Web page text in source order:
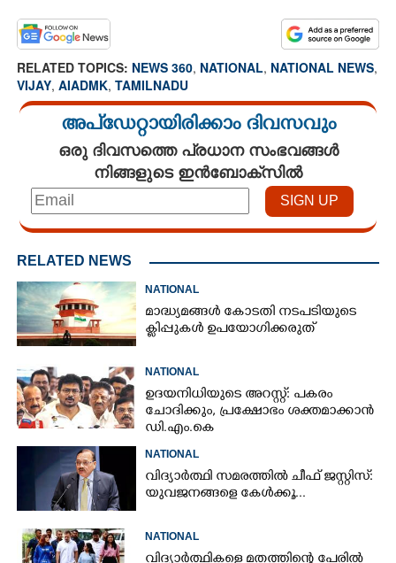
RELATED TOPICS: NEWS 360, NATIONAL, NATIONAL NEWS,
VIJAY, AIADMK, TAMILNADU
അപ്ഡേറ്റായിരിക്കാം ദിവസവും
ഒരു ദിവസത്തെ പ്രധാന സംഭവങ്ങൾ
നിങ്ങളുടെ ഇൻബോക്സിൽ
RELATED NEWS
NATIONAL
മാദ്ധ്യമങ്ങൾ കോടതി നടപടിയുടെ
ക്ലിപ്പുകൾ ഉപയോഗിക്കരുത്
NATIONAL
ഉദയനിധിയുടെ അറസ്റ്റ്: പകരം
ചോദിക്കും,​ പ്രക്ഷോഭം ശക്തമാക്കാൻ
ഡി.എം.കെ
NATIONAL
വിദ്യാർത്ഥി സമരത്തിൽ ചീഫ് ജസ്റ്റിസ്:
യുവജനങ്ങളെ കേൾക്കൂ...
NATIONAL